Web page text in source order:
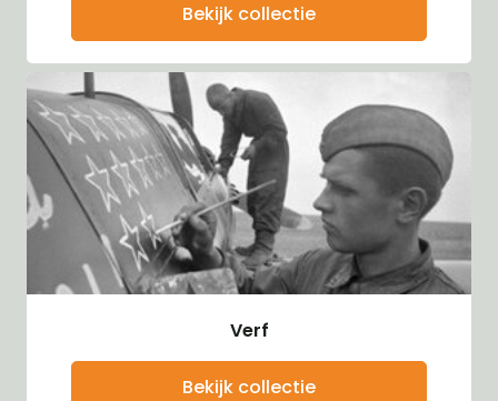
Bekijk collectie
Verf
Bekijk collectie